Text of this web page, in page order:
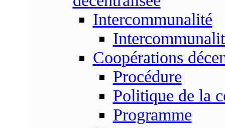
Intercommunalité
Coopérations
Procédure
Politique de la
Programme